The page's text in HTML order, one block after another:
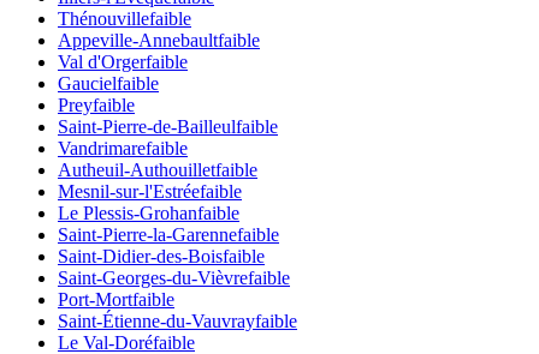
Thénouvillefaible
Appeville-Annebaultfaible
Val d'Orgerfaible
Gaucielfaible
Preyfaible
Saint-Pierre-de-Bailleulfaible
Vandrimarefaible
Autheuil-Authouilletfaible
Mesnil-sur-l'Estréefaible
Le Plessis-Grohanfaible
Saint-Pierre-la-Garennefaible
Saint-Didier-des-Boisfaible
Saint-Georges-du-Vièvrefaible
Port-Mortfaible
Saint-Étienne-du-Vauvrayfaible
Le Val-Doréfaible